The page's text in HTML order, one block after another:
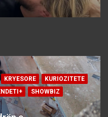
KRYESORE
KURIOZITETE
SHOWBIZ